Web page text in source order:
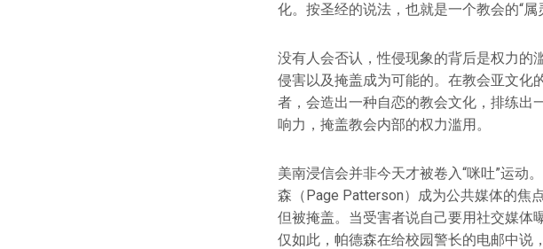
化。按圣经的说法，也就是一个教会的“属
没有人会否认，性侵现象的背后是权力的
侵害以及掩盖成为可能的。在教会亚文化
者，会造出一种自恋的教会文化，排练出
响力，掩盖教会内部的权力滥用。
美南浸信会并非今天才被卷入“咪吐”运动
森（Page Patterson）成为公共媒体的焦
但被掩盖。当受害者说自己要用社交媒体
仅如此，帕德森在给校园警长的电邮中说